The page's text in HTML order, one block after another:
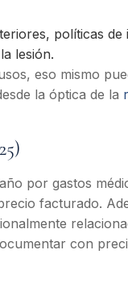
políticas de
lesión.
eso mismo
la óptica de la
por gastos
facturado.
con